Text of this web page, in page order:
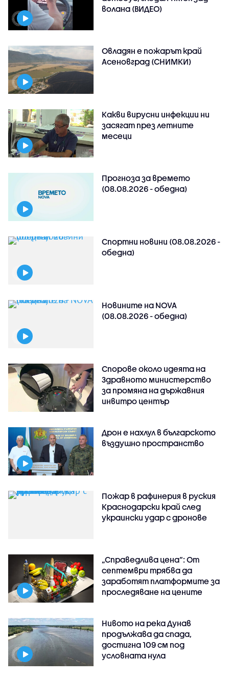
волана (ВИДЕО)
Овладян е пожарът край
Асеновград (СНИМКИ)
Какви вирусни инфекции ни
засягат през летните
месеци
Прогноза за времето
(08.08.2026 - обедна)
Спортни новини (08.08.2026 -
обедна)
Новините на NOVA
(08.08.2026 - обедна)
Спорове около идеята на
Здравното министерство
за промяна на държавния
инвитро център
Дрон е нахлул в българското
въздушно пространство
Пожар в рафинерия в руския
Краснодарски край след
украински удар с дронове
„Справедлива цена“: От
септември трябва да
заработят платформите за
проследяване на цените
Нивото на река Дунав
продължава да спада,
достигна 109 см под
условната нула